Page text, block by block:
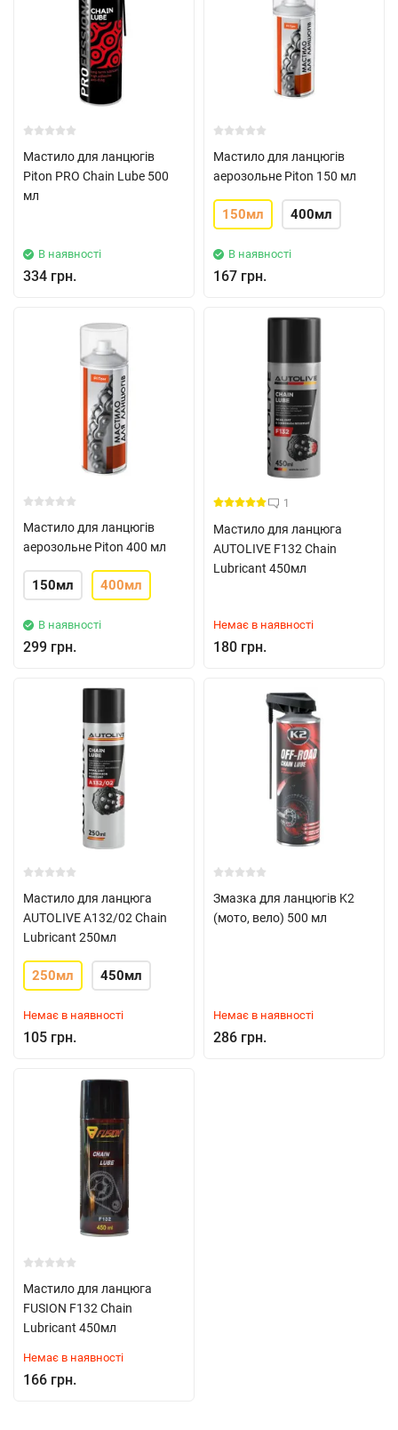
Мастило для ланцюгів
Piton PRO Chain Lube 500
мл
В наявності
334 грн.
Мастило для ланцюгів
аерозольне Piton 150 мл
150мл 400мл
В наявності
167 грн.
Мастило для ланцюгів
аерозольне Piton 400 мл
150мл 400мл
В наявності
299 грн.
1
Мастило для ланцюга
AUTOLIVE F132 Chain
Lubricant 450мл
Немає в наявності
180 грн.
Мастило для ланцюга
AUTOLIVE A132/02 Chain
Lubricant 250мл
250мл 450мл
Немає в наявності
105 грн.
Змазка для ланцюгів K2
(мото, вело) 500 мл
Немає в наявності
286 грн.
Мастило для ланцюга
FUSION F132 Chain
Lubricant 450мл
Немає в наявності
166 грн.